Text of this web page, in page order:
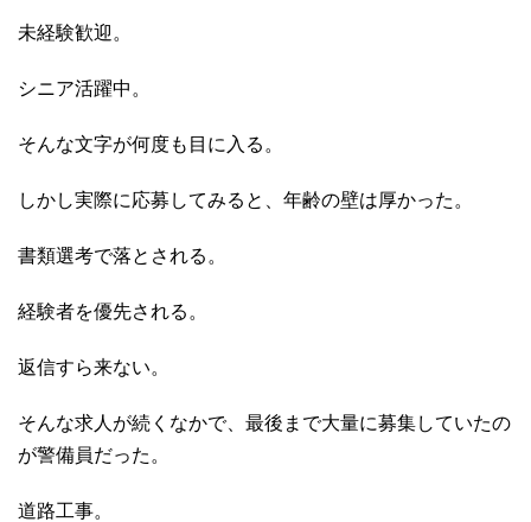
未経験歓迎。
シニア活躍中。
そんな文字が何度も目に入る。
しかし実際に応募してみると、年齢の壁は厚かった。
書類選考で落とされる。
経験者を優先される。
返信すら来ない。
そんな求人が続くなかで、最後まで大量に募集していたの
が警備員だった。
道路工事。